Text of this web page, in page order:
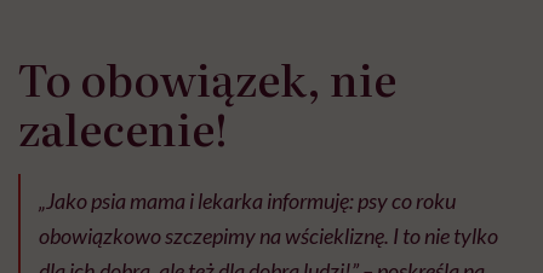
To obowiązek, nie
zalecenie!
„Jako psia mama i lekarka informuję: psy co roku
obowiązkowo szczepimy na wściekliznę. I to nie tylko